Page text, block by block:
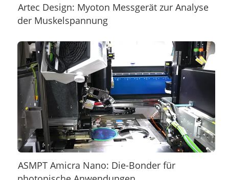
Artec Design: Myoton Messgerät zur Analyse
der Muskelspannung
ASMPT Amicra Nano: Die-Bonder für